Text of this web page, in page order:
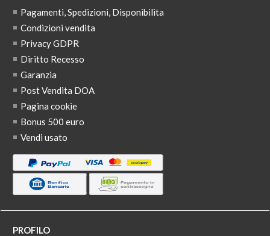
Pagamenti, Spedizioni, Disponibilita
Condizioni vendita
Privacy GDPR
Diritto Recesso
Garanzia
Post Vendita DOA
Pagina cookie
Bonus 500 euro
Vendi usato
PROFILO